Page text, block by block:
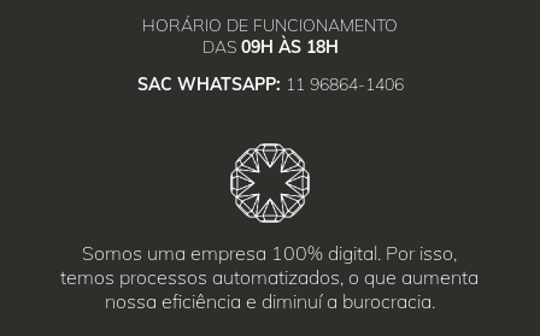
HORÁRIO DE FUNCIONAMENTO
DAS 09H ÀS 18H
SAC WHATSAPP: 11 96864-1406
Somos uma empresa 100% digital. Por isso,
temos processos automatizados, o que aumenta
nossa eficiência e diminuí a burocracia.